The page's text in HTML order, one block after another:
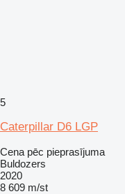
5
Caterpillar D6 LGP
Cena pēc pieprasījuma
Buldozers
2020
8 609 m/st